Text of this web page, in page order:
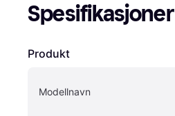
Spesifikasjoner
Produkt
Modellnavn